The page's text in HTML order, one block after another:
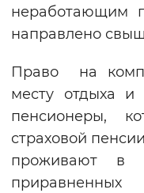
Воспроизвести
неработающим
направлено
Право на
месту отдыха
пенсионеры,
страховой
проживают в